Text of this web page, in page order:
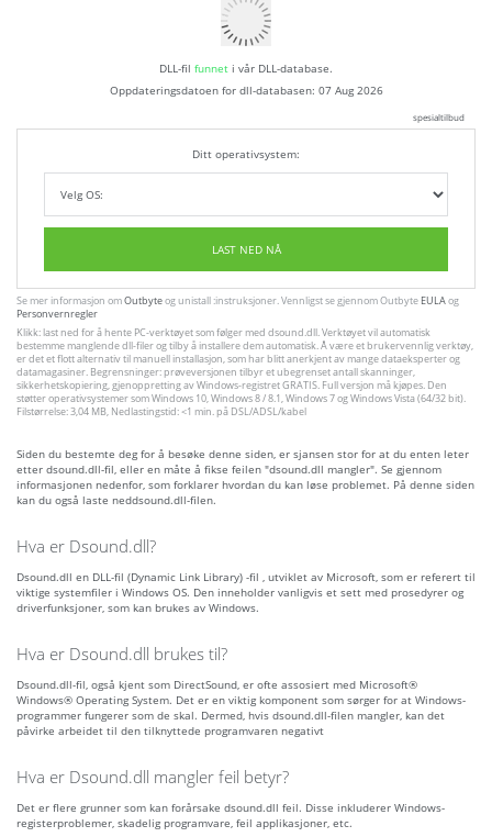
DLL-fil funnet i vår DLL-database.
Oppdateringsdatoen for dll-databasen: 07 Aug 2026
spesialtilbud
Ditt operativsystem:
LAST NED NÅ
Se mer informasjon omOutbyteog unistall :instruksjoner. Vennligst se gjennom Outbyte EULAog
Personvernregler
Klikk: last ned for å hente PC-verktøyet som følger med dsound.dll. Verktøyet vil automatisk
bestemme manglende dll-filer og tilby å installere dem automatisk. Å være et brukervennlig verktøy,
er det et flott alternativ til manuell installasjon, som har blitt anerkjent av mange dataeksperter og
datamagasiner. Begrensninger: prøveversjonen tilbyr et ubegrenset antall skanninger,
sikkerhetskopiering, gjenoppretting av Windows-registret GRATIS. Full versjon må kjøpes. Den
støtter operativsystemer som Windows 10, Windows 8 / 8.1, Windows 7 og Windows Vista (64/32 bit).
Filstørrelse: 3,04 MB, Nedlastingstid: <1 min. på DSL/ADSL/kabel
Siden du bestemte deg for å besøke denne siden, er sjansen stor for at du enten leter
etter dsound.dll-fil, eller en måte å fikse feilen "dsound.dll mangler". Se gjennom
informasjonen nedenfor, som forklarer hvordan du kan løse problemet. På denne siden
kan du også laste neddsound.dll-filen.
Hva er Dsound.dll?
Dsound.dll en DLL-fil (Dynamic Link Library) -fil , utviklet av Microsoft, som er referert til
viktige systemfiler i Windows OS. Den inneholder vanligvis et sett med prosedyrer og
driverfunksjoner, som kan brukes av Windows.
Hva er Dsound.dll brukes til?
Dsound.dll-fil, også kjent som DirectSound, er ofte assosiert med Microsoft®
Windows® Operating System. Det er en viktig komponent som sørger for at Windows-
programmer fungerer som de skal. Dermed, hvis dsound.dll-filen mangler, kan det
påvirke arbeidet til den tilknyttede programvaren negativt
Hva er Dsound.dll mangler feil betyr?
Det er flere grunner som kan forårsake dsound.dll feil. Disse inkluderer Windows-
registerproblemer, skadelig programvare, feil applikasjoner, etc.